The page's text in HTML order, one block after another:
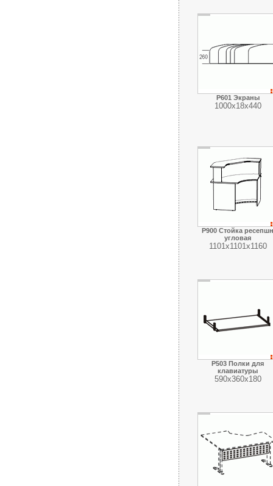
Р601 Экраны
1000х18х440
Р900 Стойка ресепшн
угловая
1101х1101х1160
Р503 Полки для
клавиатуры
590х360х180